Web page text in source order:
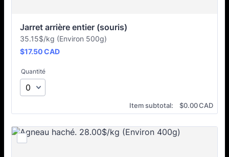
Jarret arrière entier (souris)
35.15$/kg (Environ 500g)
$17.50 CAD
$17.50CAD
Quantité
Item subtotal: $0.00 CAD
$0.00CAD